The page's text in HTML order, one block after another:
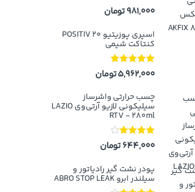
نمره 5.00از
5
981,000تومان
اسپری پوزیتیو 20 POSITIV
کنتاکت شیمی
نمره5.00از
5
5,962,000تومان
چسب حرارتی واشرساز
سیلیکونی لازیو آر‌تی‌وی LAZIO
RTV - 280ml
نمره4.00
644,000تومان
پودر نشت گیر رادیاتور و
سیلندر ابرو ABRO STOP LEAK